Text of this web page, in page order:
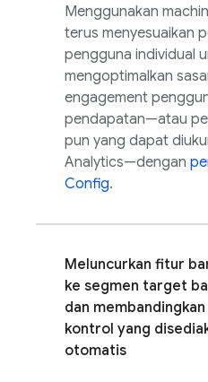
Menggunakan
terus menyesuaikan
pengguna individual
mengoptimalkan
engagement
pendapatan—atau
pun yang dapat
Analytics—dengan
Config.
Meluncurkan fitur
ke segmen target
dan
kontrol yang
otomatis